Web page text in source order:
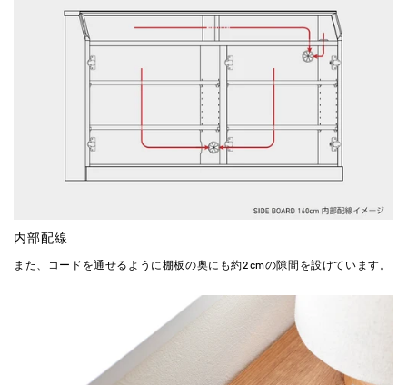
内部配線
また、コードを通せるように棚板の奥にも約2cmの隙間を設けています。